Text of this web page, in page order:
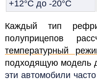
+12°С до -20°С
Каждый тип
полуприцепов
температурный
подходящую модель
эти автомобили